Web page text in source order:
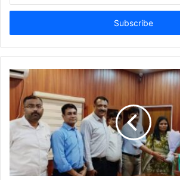
t
r
y
u
r
a
l
d